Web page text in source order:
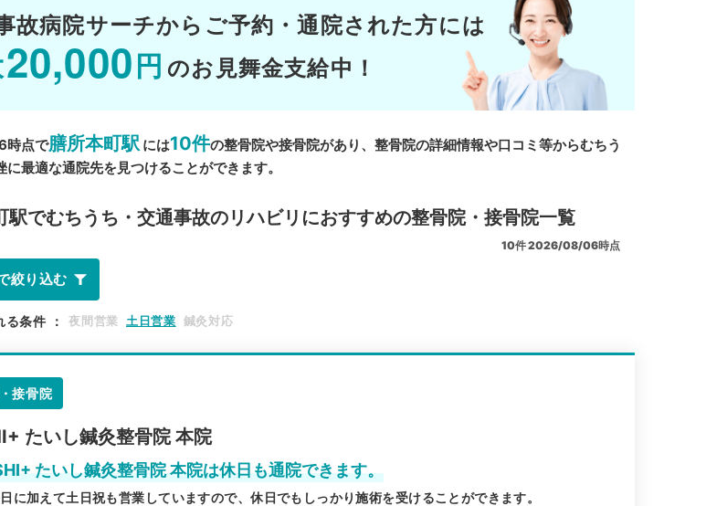
故病院サーチから ご予約・通院された方には
20,000 円 のお見舞金支給中！
点で膳所本町駅 には10件の整骨院や接骨院があり、整骨院の詳細情報や口コミ等からむちう
に最適な通院先を見つけることができます。
駅でむちうち・交通事故のリハビリにおすすめの整骨院・接骨院一覧
10件2026/08/06時点
絞り込む
る条件 ： 夜間営業 土日営業 鍼灸対応
接骨院
たいし鍼灸整骨院 本院
たいし鍼灸整骨院 本院は休日も通院できます。
に加えて土日祝も営業していますので、休日でもしっかり施術を受けることができます。